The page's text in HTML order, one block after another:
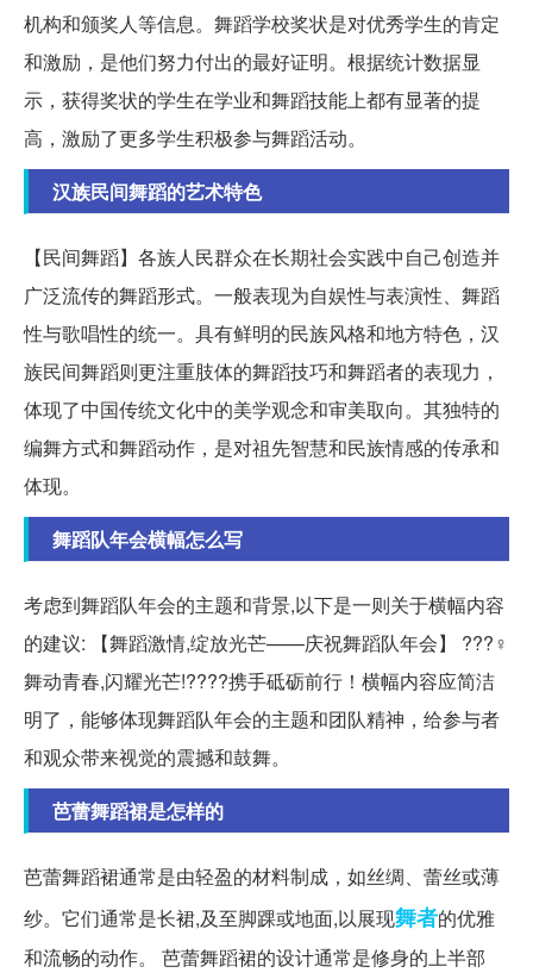
机构和颁奖人等信息。舞蹈学校奖状是对优秀学生的肯定
和激励，是他们努力付出的最好证明。根据统计数据显
示，获得奖状的学生在学业和舞蹈技能上都有显著的提
高，激励了更多学生积极参与舞蹈活动。
汉族民间舞蹈的艺术特色
【民间舞蹈】各族人民群众在长期社会实践中自己创造并
广泛流传的舞蹈形式。一般表现为自娱性与表演性、舞蹈
性与歌唱性的统一。具有鲜明的民族风格和地方特色，汉
族民间舞蹈则更注重肢体的舞蹈技巧和舞蹈者的表现力，
体现了中国传统文化中的美学观念和审美取向。其独特的
编舞方式和舞蹈动作，是对祖先智慧和民族情感的传承和
体现。
舞蹈队年会横幅怎么写
考虑到舞蹈队年会的主题和背景,以下是一则关于横幅内容
的建议: 【舞蹈激情,绽放光芒——庆祝舞蹈队年会】 ??️?♀️
舞动青春,闪耀光芒!????携手砥砺前行！横幅内容应简洁
明了，能够体现舞蹈队年会的主题和团队精神，给参与者
和观众带来视觉的震撼和鼓舞。
芭蕾舞蹈裙是怎样的
芭蕾舞蹈裙通常是由轻盈的材料制成，如丝绸、蕾丝或薄
纱。它们通常是长裙,及至脚踝或地面,以展现舞者的优雅
和流畅的动作。 芭蕾舞蹈裙的设计通常是修身的上半部